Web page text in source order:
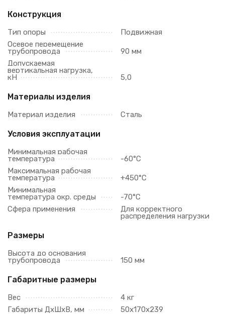
Конструкция
Тип опоры
Подвижная
Осевое перемещение
трубопровода
90 мм
Допускаемая
вертикальная нагрузка,
кН 5,0
Материалы изделия
Материал изделия Сталь
Условия эксплуатации
Минимальная рабочая
температура
-60°C
Максимальная рабочая
температура
+450°C
Минимальная
температура окр. среды
-70°C
Сфера применения
Для корректного
распределения нагрузки
Размеры
Высота до основания
трубопровода 150 мм
Габаритные размеры
Вес
4 кг
Габариты ДхШхВ, мм
50х170х239